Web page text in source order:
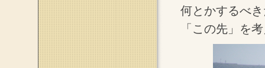
何とかするべ
「この先」を